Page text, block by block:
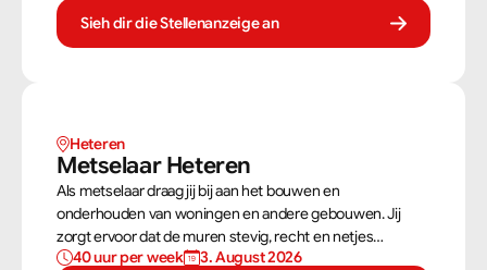
bouwtekeningen zorg jij ervoor dat een constructie zowel
stevig als netjes is afgewerkt.
Sieh dir die Stellenanzeige an
Heteren
Metselaar Heteren
Als metselaar draag jij bij aan het bouwen en
onderhouden van woningen en andere gebouwen. Jij
zorgt ervoor dat de muren stevig, recht en netjes
opgebouwd worden. Aan de hand van een bouwtekening
40 uur per week
3. August 2026